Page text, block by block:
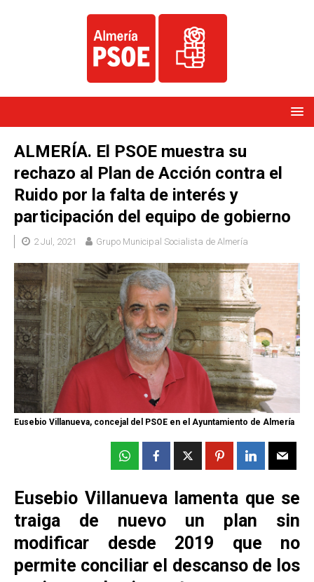
ALMERÍA. El PSOE muestra su
rechazo al Plan de Acción contra el
Ruido por la falta de interés y
participación del equipo de gobierno
2 Jul, 2021 Grupo Municipal Socialista de Almería
Eusebio Villanueva, concejal del PSOE en el Ayuntamiento de Almería
Eusebio Villanueva lamenta que se
traiga de nuevo un plan sin
modificar desde 2019 que no
permite conciliar el descanso de los